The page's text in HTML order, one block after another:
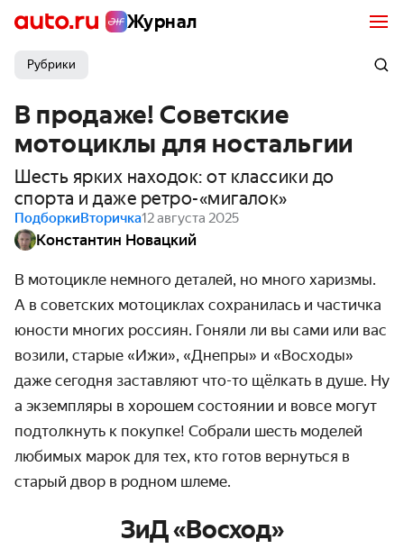
Журнал
Рубрики
В продаже! Советские
мотоциклы для ностальгии
Шесть ярких находок: от классики до
спорта и даже ретро-«мигалок»
ПодборкиВторичка12 августа 2025
Константин Новацкий
В мотоцикле немного деталей, но много харизмы.
А в советских мотоциклах сохранилась и частичка
юности многих россиян. Гоняли ли вы сами или вас
возили, старые «Ижи», «Днепры» и «Восходы»
даже сегодня заставляют что-то щёлкать в душе. Ну
а экземпляры в хорошем состоянии и вовсе могут
подтолкнуть к покупке! Собрали шесть моделей
любимых марок для тех, кто готов вернуться в
старый двор в родном шлеме.
ЗиД «Восход»